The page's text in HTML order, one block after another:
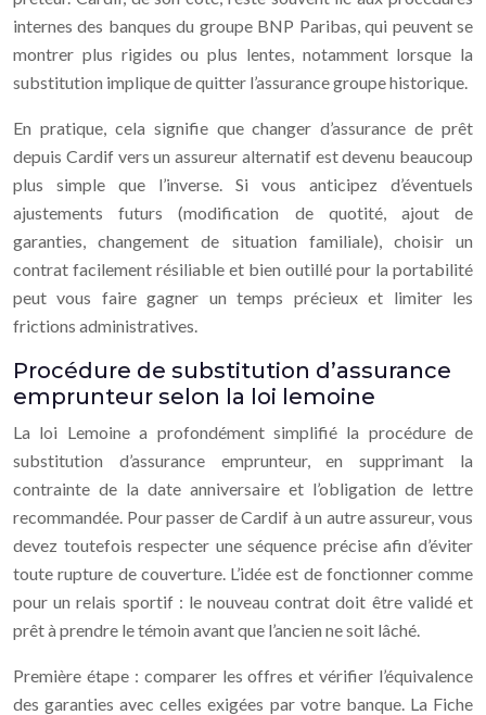
internes des banques du groupe BNP Paribas, qui peuvent se
montrer plus rigides ou plus lentes, notamment lorsque la
substitution implique de quitter l’assurance groupe historique.
En pratique, cela signifie que changer d’assurance de prêt
depuis Cardif vers un assureur alternatif est devenu beaucoup
plus simple que l’inverse. Si vous anticipez d’éventuels
ajustements futurs (modification de quotité, ajout de
garanties, changement de situation familiale), choisir un
contrat facilement résiliable et bien outillé pour la portabilité
peut vous faire gagner un temps précieux et limiter les
frictions administratives.
Procédure de substitution d’assurance
emprunteur selon la loi lemoine
La loi Lemoine a profondément simplifié la procédure de
substitution d’assurance emprunteur, en supprimant la
contrainte de la date anniversaire et l’obligation de lettre
recommandée. Pour passer de Cardif à un autre assureur, vous
devez toutefois respecter une séquence précise afin d’éviter
toute rupture de couverture. L’idée est de fonctionner comme
pour un relais sportif : le nouveau contrat doit être validé et
prêt à prendre le témoin avant que l’ancien ne soit lâché.
Première étape : comparer les offres et vérifier l’équivalence
des garanties avec celles exigées par votre banque. La Fiche